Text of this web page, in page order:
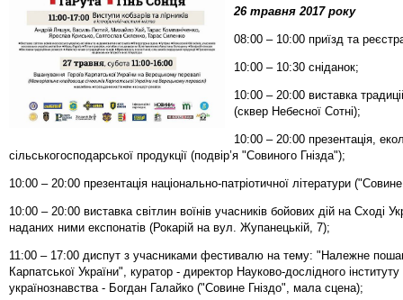
26 травня 2017 року
08:00 – 10:00 приїзд та
10:00 – 10:30 сніданок;
10:00 – 20:00 виставка
(сквер Небесної Сотні);
10:00 – 20:00 презентація,
сільськогосподарської продукції (подвір’я "Совиного Гнізда");
10:00 – 20:00 презентація національно-патріотичної літератури
10:00 – 20:00 виставка світлин воїнів учасників бойових дій на Сході
наданих ними експонатів (Рокарій на вул. Жупанецькій, 7);
11:00 – 17:00 диспут з учасниками фестивалю на тему: "Належне
Карпатської України", куратор - директор Науково-дослідного інституту
українознавства - Богдан Галайко ("Совине Гніздо", мала сцена);